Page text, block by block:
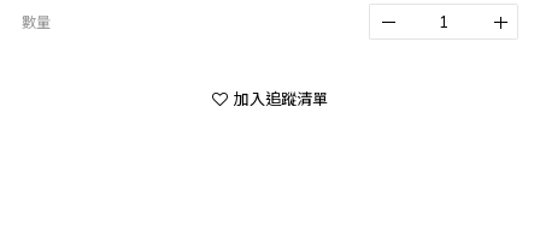
數量
加入追蹤清單